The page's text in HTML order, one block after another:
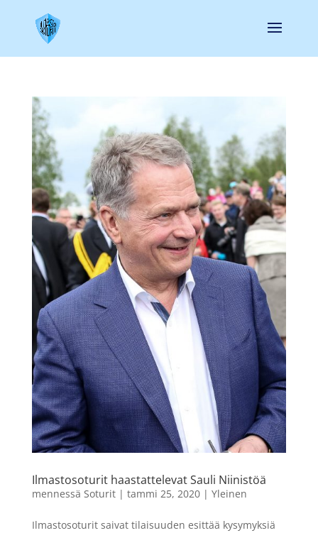
Ilmastosoturit haastattelevat Sauli Niinistöä
mennessä Soturit| tammi 25, 2020| Yleinen
Ilmastosoturit saivat tilaisuuden esittää kysymyksiä